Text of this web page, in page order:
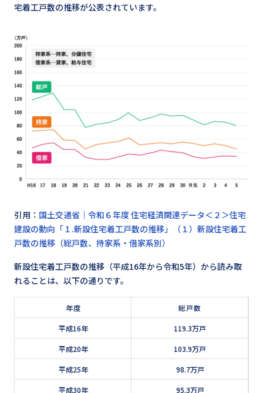
宅着工戸数の推移が公表されています。
引用： 国土交通省｜令和６年度 住宅経済関連データ＜２＞住宅
建設の動向「１.新設住宅着工戸数の推移」（１）新設住宅着工
戸数の推移（総戸数、持家系・借家系別）
新設住宅着工戸数の推移（平成16年から令和5年）から読み取
れることは、以下の通りです。
年度 総戸数
平成16年 119.3万戸
平成20年 103.9万戸
平成25年 98.7万戸
平成30年 95.3万戸